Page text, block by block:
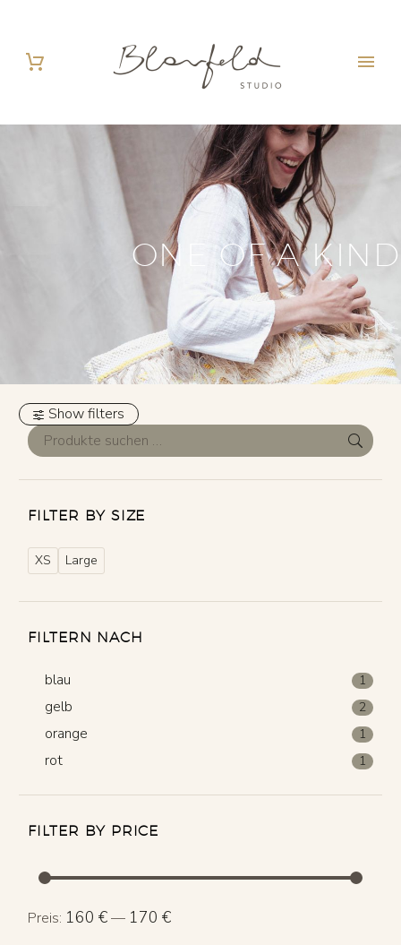
ONE OF A KIND
Show filters
FILTER BY SIZE
XS Large
FILTERN NACH
blau 1
gelb 2
orange 1
rot 1
FILTER BY PRICE
Min.
Max.
Preis: 160 €— 170 €